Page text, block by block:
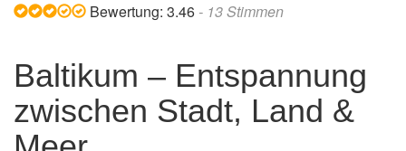
Bewertung: 3.46 - 13Stimmen
Baltikum – Entspannung
zwischen Stadt, Land &